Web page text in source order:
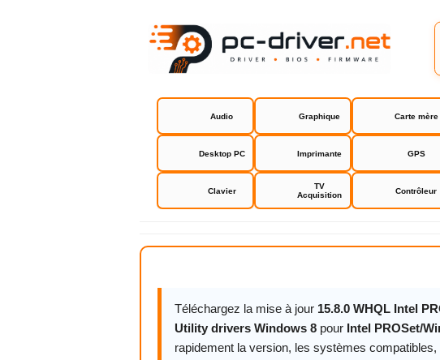
Audio Graphique Carte mère
Desktop PC Imprimante GPS
Clavier
TV
Acquisition
Contrôleur
Intel PROSet/Wireless
Téléchargez la mise à jour 15.8.0 WHQL Intel
Utility drivers Windows 8 pour Intel PROSet/
rapidement la version, les systèmes